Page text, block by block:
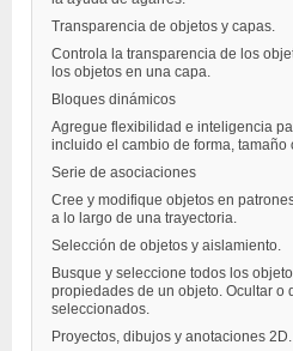
Transparencia de objetos y capas.
Controla la transparencia de los
los objetos en una capa.
Bloques dinámicos
Agregue flexibilidad e inteligencia
incluido el cambio de forma, tamaño
Serie de asociaciones
Cree y modifique objetos en
a lo largo de una trayectoria.
Selección de objetos y aislamiento.
Busque y seleccione todos los
propiedades de un objeto. Ocultar o
seleccionados.
Proyectos, dibujos y anotaciones 2D.